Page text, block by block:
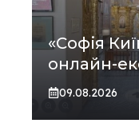
«Софія
онлайн-
09.08.2026